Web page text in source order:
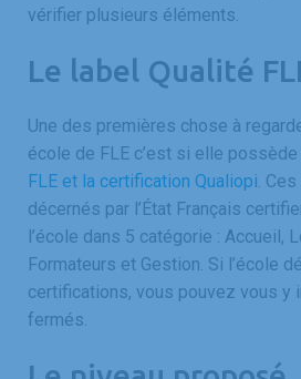
vérifier plusieurs éléments.
Le label Qualité
Une des premières chose à
école de FLE c’est si elle possède
FLE et la certification Qualiopi.
décernés par l’État Français
l’école dans 5 catégorie : Accueil,
Formateurs et Gestion. Si l’école
certifications, vous pouvez vous y
fermés.